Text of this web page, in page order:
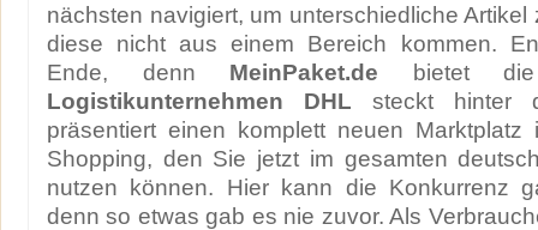
nächsten navigiert, um unterschiedliche
diese nicht aus einem Bereich kommen.
Ende, denn MeinPaket.de bietet die
Logistikunternehmen DHL steckt hinter
präsentiert einen komplett neuen Marktplatz
Shopping, den Sie jetzt im gesamten
nutzen können. Hier kann die Konkurrenz
denn so etwas gab es nie zuvor. Als